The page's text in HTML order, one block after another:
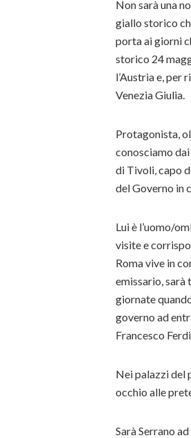
Non sarà una
giallo storico
porta ai giorni
storico 24
l’Austria e, per
Venezia Giulia.
Protagonista,
conosciamo
di Tivoli, capo
del Governo in
Lui è l’uomo/
visite e
Roma vive in
emissario,
giornate
governo ad
Francesco
Nei palazzi del
occhio alle
Sarà Serrano